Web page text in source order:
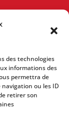
des technologies
informations des
permettra de
ou les ID
retirer son
nous